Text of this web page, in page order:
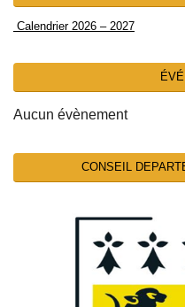
Calendrier 2026 – 2027
Aucun évènement
CONSEIL